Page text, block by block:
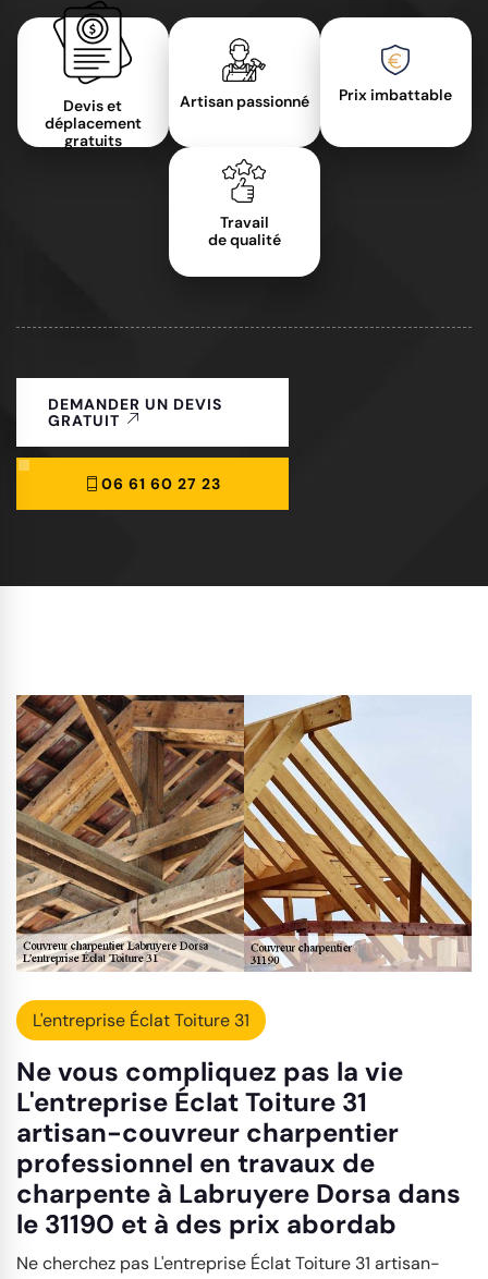
Devis et
déplacement
gratuits
Artisan passionné Prix imbattable
Travail
de qualité
DEMANDER UN DEVIS
GRATUIT
06 61 60 27 23
L'entreprise Éclat Toiture 31
Ne vous compliquez pas la vie
L'entreprise Éclat Toiture 31
artisan-couvreur charpentier
professionnel en travaux de
charpente à Labruyere Dorsa dans
le 31190 et à des prix abordab
Ne cherchez pas L'entreprise Éclat Toiture 31 artisan-